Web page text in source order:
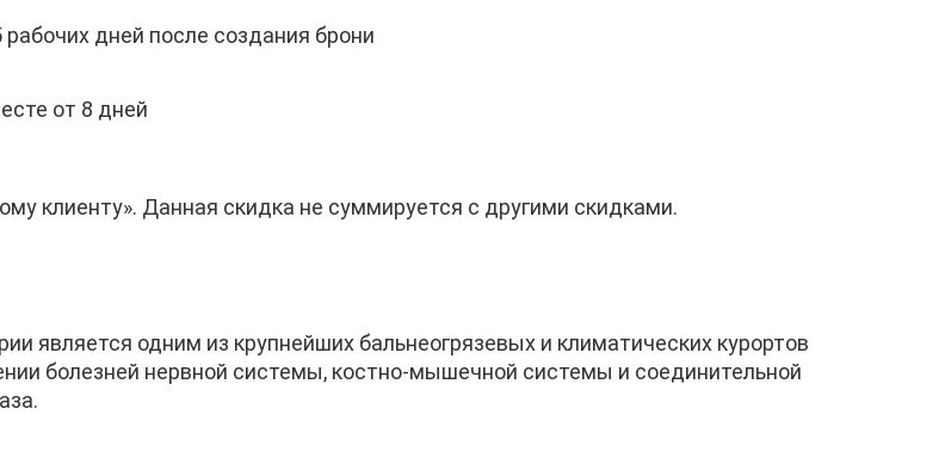
дней после создания брони
от 8 дней
клиенту». Данная скидка не суммируется с другими скидками.
является одним из крупнейших бальнеогрязевых и кли­матических курортов
болезней нервной системы, костно-мышечной системы и соединительной